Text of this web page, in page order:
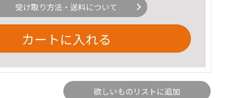
受け取り方法・送料について
カートに入れる
欲しいものリストに追加